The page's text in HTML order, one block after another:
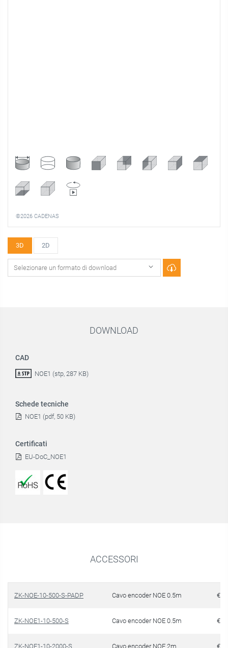
©2026 CADENAS
3D 2D
DOWNLOAD
CAD
NOE1 (stp, 287 KB)
Schede tecniche
NOE1 (pdf, 50 KB)
Certificati
EU-DoC_NOE1
ACCESSORI
ZK-NOE-10-500-S-PADP Cavo encoder NOE 0.5m €
ZK-NOE1-10-500-S Cavo encoder NOE 0.5m €
ZK-NOE1-10-2000-S Cavo encoder NOE 2m €